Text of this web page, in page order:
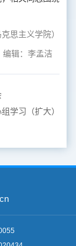
思主义学院）
编辑：李孟洁
学习（扩大）